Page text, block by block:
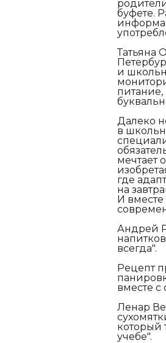
буфете.
Татьяна
и
питание,
Далеко
в
мечтает
где
на
И
Андрей
всегда".
Рецепт
вместе с
Ленар
который
учебе".